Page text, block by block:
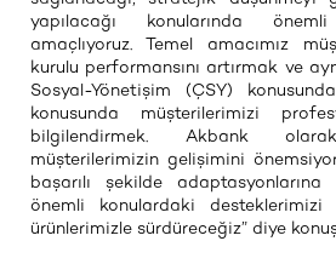
yapılacağı konularında
amaçlıyoruz. Temel amacımız
kurulu performansını artırmak ve
Sosyal-Yönetişim (ÇSY)
konusunda müşterilerimizi
bilgilendirmek. Akbank
müşterilerimizin gelişimini
başarılı şekilde adaptasyonlarına
önemli konulardaki
ürünlerimizle sürdüreceğiz” diye